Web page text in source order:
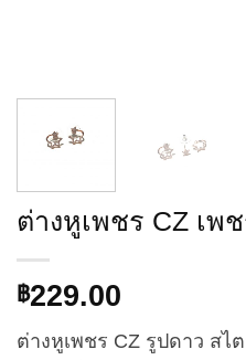
ต่างหูเพชร CZ เพ
฿229.00
ต่างหูเพชร CZ รูปดาว สไ